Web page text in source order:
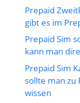
Prepaid
gibt es im
Prepaid Sim
kann man
Prepaid Sim
sollte man zu
wissen